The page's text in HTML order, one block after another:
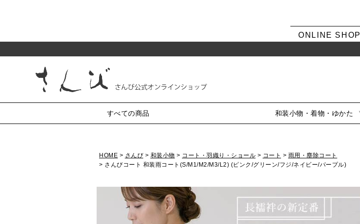
ONLINE SHOP
すべての商品 和装小物・着物・ゆかた
純和装小物
帯揚
帯留・三分紐・末広
かんざし・髪飾り・櫛
羽織紐
七五三
シーンから選ぶ
夏用
喪服
がま口
小銭入れ・丸型3.3寸
小銭入れ・丸型2.5寸
小銭入れ・角型2.5寸
小銭入れ・ミニ1.8寸
化粧ポーチ・4.5寸
リング付ポーチ・5.5寸
風呂敷・ふくさ
シリーズから選ぶ
HOME さんび 和装小物 コート・羽織り・ショール コート
雨用・塵除コート
さんびコート 和装雨コート(S/M1/M2/M3/L2) (ピンク/グリーン/フジ/ネイビー/パープル)